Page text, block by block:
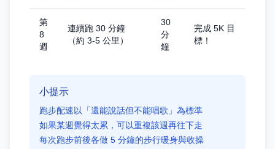
第
8
週
連續跑 30 分鐘
（約 3-5 公里）
30
分
鐘
完成 5K 目
標！
小提示
跑步配速以「還能說話但不能唱歌」為標準
如果某週覺得太累，可以重複該週再往下走
每次跑步前後各做 5 分鐘的步行暖身與收操